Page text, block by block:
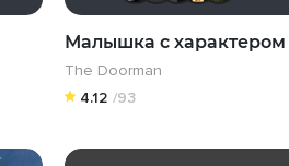
Малышка с характером
The Doorman
4.12 /93